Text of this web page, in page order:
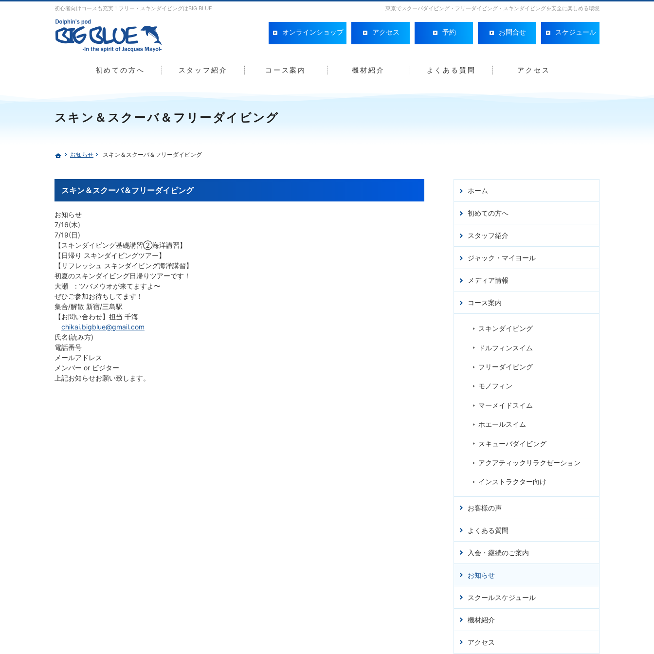
スキン＆スクーバ＆フリーダイビング
東京でスクーバダイビング・フリーダイビング・スキンダイビングを安全に楽しめる環境
初心者向けコースも充実！フリー・スキンダイビングはBIG BLUE
ホーム
お知らせ スキン＆スクーバ＆フリーダイビング
スキン＆スクーバ＆フリーダイビング
お知らせ
7/16(木)
7/19(日)
【スキンダイビング基礎講習②海洋講習】
【日帰り スキンダイビングツアー】
【リフレッシュ スキンダイビング海洋講習】
初夏のスキンダイビング日帰りツアーです！
大瀬 : ツバメウオが来てますよ〜
ぜひご参加お待ちしてます！
集合/解散 新宿/三島駅
【お問い合わせ】担当 千海
chikai.bigblue@gmail.com
氏名(読み方)
電話番号
メールアドレス
メンバー or ビジター
上記お知らせお願い致します。
ホーム
初めての方へ
スタッフ紹介
ジャック・マイヨール
メディア情報
コース案内
スキンダイビング
ドルフィンスイム
フリーダイビング
モノフィン
マーメイドスイム
ホエールスイム
スキューバダイビング
アクアティックリラクゼーション
インストラクター向け
お客様の声
よくある質問
入会・継続のご案内
お知らせ
スクールスケジュール
機材紹介
アクセス
オンラインショップ アクセス 予約 お問合せ スケジュール
初めての方へ スタッフ紹介 コース案内 機材紹介 よくある質問 アクセス